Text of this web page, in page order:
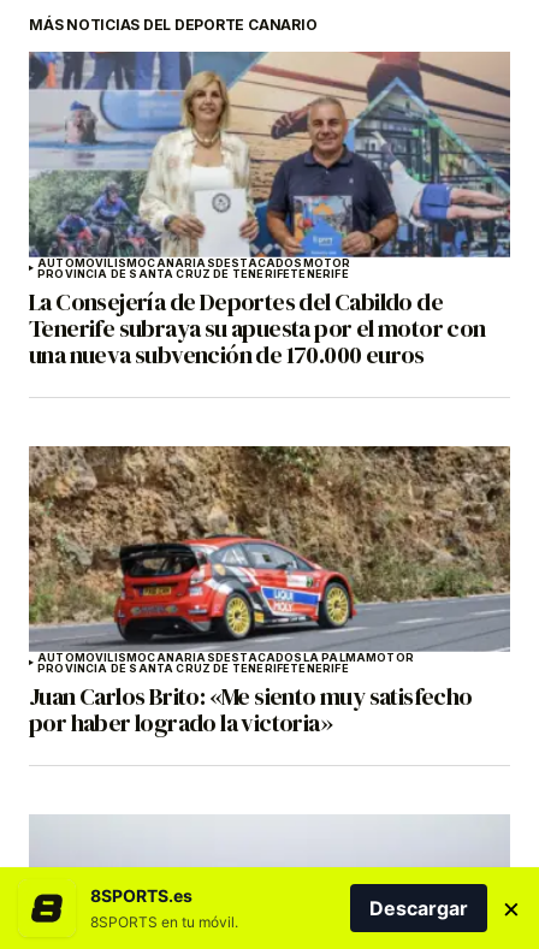
MÁS NOTICIAS DEL DEPORTE CANARIO
AUTOMOVILISMOCANARIASDESTACADOSMOTOR
PROVINCIA DE SANTA CRUZ DE TENERIFETENERIFE
La Consejería de Deportes del Cabildo de
Tenerife subraya su apuesta por el motor con
una nueva subvención de 170.000 euros
AUTOMOVILISMOCANARIASDESTACADOSLA PALMAMOTOR
PROVINCIA DE SANTA CRUZ DE TENERIFETENERIFE
Juan Carlos Brito: «Me siento muy satisfecho
por haber logrado la victoria»
8SPORTS.es
8SPORTS en tu móvil.
Descargar ×